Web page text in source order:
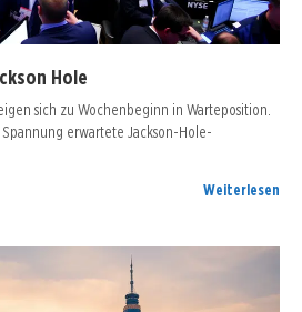
Hole
sich zu Wochenbeginn in Warteposition.
erwartete Jackson-Hole-
Weiterlesen